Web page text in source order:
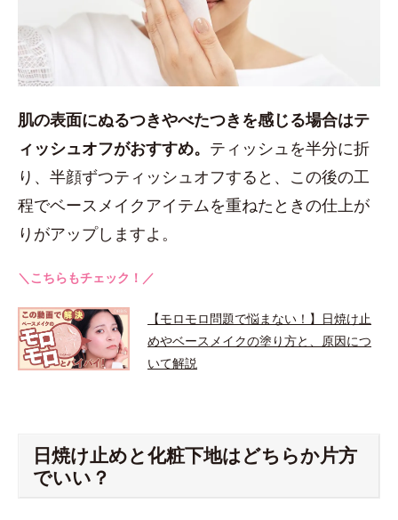
肌の表面にぬるつきやべたつきを感じる場合はテ
ィッシュオフがおすすめ。 ティッシュを半分に折
り、半顔ずつティッシュオフすると、この後の工
程でベースメイクアイテムを重ねたときの仕上が
りがアップしますよ。
＼こちらもチェック！／
【モロモロ問題で悩まない！】日焼け止
めやベースメイクの塗り方と、原因につ
いて解説
日焼け止めと化粧下地はどちらか片方
でいい？